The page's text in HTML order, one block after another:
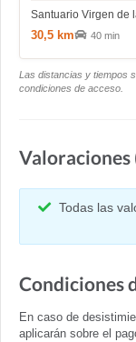
Santuario Virgen de
30,5 km 40 min
Las distancias y tiempos
condiciones de acceso.
Valoraciones
Todas las
Condiciones
En caso de
aplicarán sobre el